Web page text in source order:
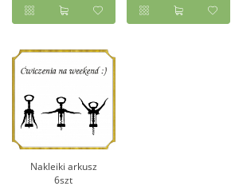
Nakleiki arkusz
6szt